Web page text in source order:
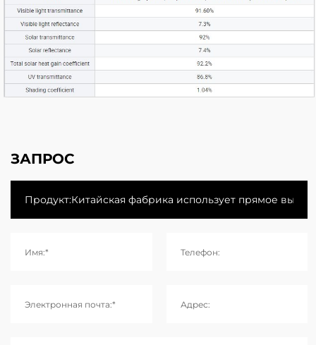
ЗАПРОС
Имя:* Телефон:
Электронная почта:* Адрес: